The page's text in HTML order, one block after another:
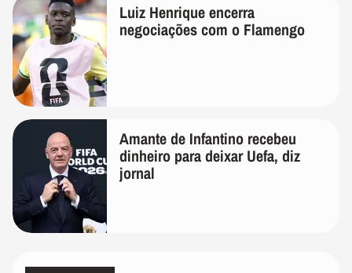
Luiz Henrique encerra
negociações com o Flamengo
Amante de Infantino recebeu
dinheiro para deixar Uefa, diz
jornal